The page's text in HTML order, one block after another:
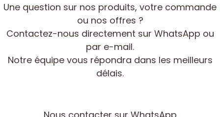
Une question sur nos produits, votre commande
ou nos offres ?
Contactez-nous directement sur WhatsApp ou
par e-mail.
Notre équipe vous répondra dans les meilleurs
délais.